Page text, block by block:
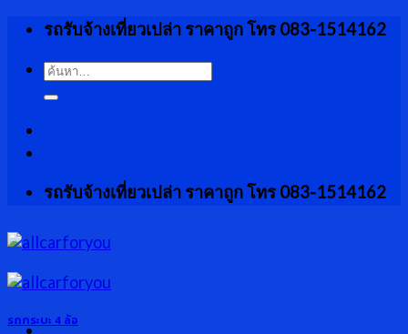
Skip
content
รถรับจ้างเที่ยวเปล่า ราคาถูก โทร 083-1514162
ค้นหา:
รถรับจ้างเที่ยวเปล่า ราคาถูก โทร 083-1514162
รถกระบะ 4 ล้อ